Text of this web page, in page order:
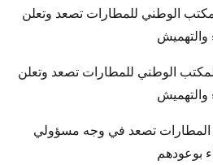
الوطني للمطارات تصعد وتعلن
والتهميش
الوطني للمطارات تصعد وتعلن
والتهميش
المطارات تصعد في وجه مسؤولي
بوعودهم